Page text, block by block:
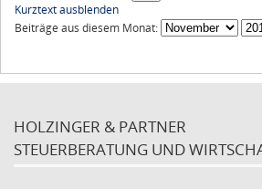
Kurztext ausblenden
Beiträge aus diesem Monat:
HOLZINGER & PARTNER
STEUERBERATUNG UND